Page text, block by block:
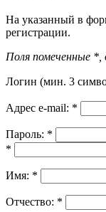
На указанный в
регистрации.
Поля помеченные *,
Логин (мин. 3
Адрес e-mail: *
Пароль: *
*
Имя: *
Отчество: *